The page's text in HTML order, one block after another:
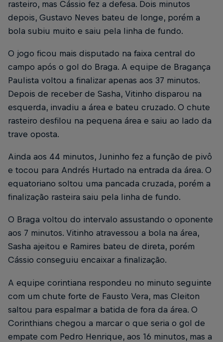
rasteiro, mas Cássio fez a defesa. Dois minutos
depois, Gustavo Neves bateu de longe, porém a
bola subiu muito e saiu pela linha de fundo.
O jogo ficou mais disputado na faixa central do
campo após o gol do Braga. A equipe de Bragança
Paulista voltou a finalizar apenas aos 37 minutos.
Depois de receber de Sasha, Vitinho disparou na
esquerda, invadiu a área e bateu cruzado. O chute
rasteiro desfilou na pequena área e saiu ao lado da
trave oposta.
Ainda aos 44 minutos, Juninho fez a função de pivô
e tocou para Andrés Hurtado na entrada da área. O
equatoriano soltou uma pancada cruzada, porém a
finalização rasteira saiu pela linha de fundo.
O Braga voltou do intervalo assustando o oponente
aos 7 minutos. Vitinho atravessou a bola na área,
Sasha ajeitou e Ramires bateu de direta, porém
Cássio conseguiu encaixar a finalização.
A equipe corintiana respondeu no minuto seguinte
com um chute forte de Fausto Vera, mas Cleiton
saltou para espalmar a batida de fora da área. O
Corinthians chegou a marcar o que seria o gol de
empate com Pedro Henrique, aos 16 minutos, mas a